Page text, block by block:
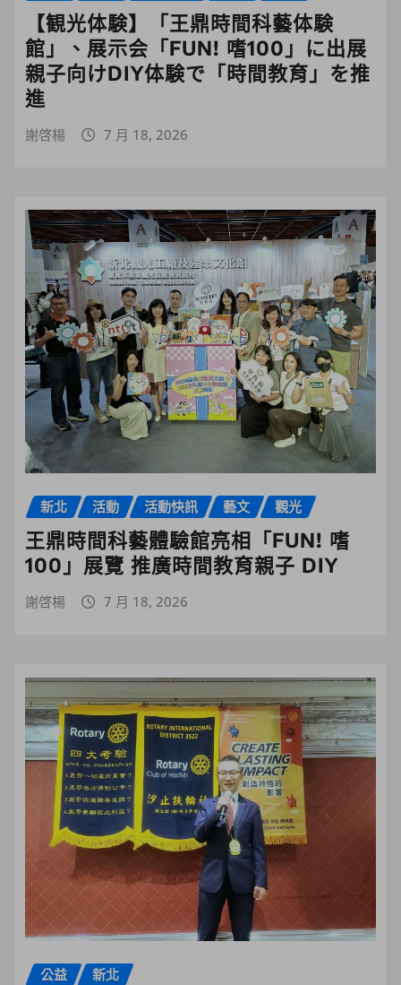
【観光体験】「王鼎時間科藝体験
館」、展示会「FUN! 嗜100」に出展
親子向けDIY体験で「時間教育」を推
進
謝啓楊 7 月 18, 2026
新北 活動 活動快訊 藝文 觀光
王鼎時間科藝體驗館亮相「FUN! 嗜
100」展覽 推廣時間教育親子 DIY
謝啓楊 7 月 18, 2026
公益 新北